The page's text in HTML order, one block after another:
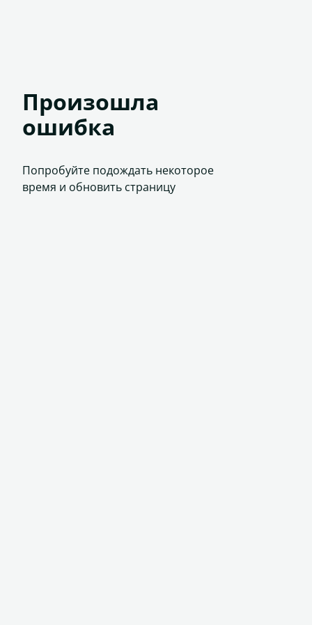
Произошла
ошибка
Попробуйте подождать некоторое
время и обновить страницу